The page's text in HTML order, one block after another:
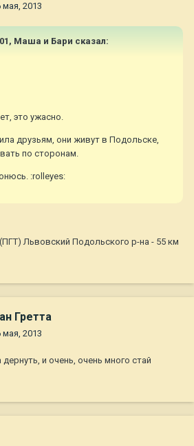
мая, 2013
Маша и Бари сказал:
это ужасно.
друзьям, они живут в Подольске,
по сторонам.
:rolleyes:
Львовский Подольского р-на - 55 км
Гретта
мая, 2013
и очень, очень много стай